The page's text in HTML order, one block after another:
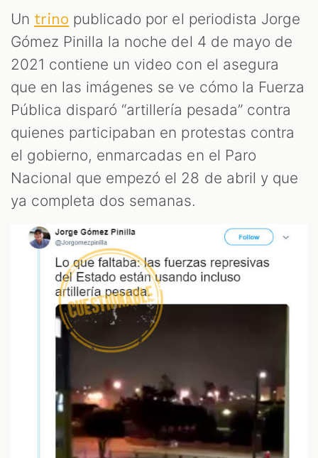
Un trino publicado por el periodista Jorge
Gómez Pinilla la noche del 4 de mayo de
2021 contiene un video con el asegura
que en las imágenes se ve cómo la Fuerza
Pública disparó “artillería pesada” contra
quienes participaban en protestas contra
el gobierno, enmarcadas en el Paro
Nacional que empezó el 28 de abril y que
ya completa dos semanas.